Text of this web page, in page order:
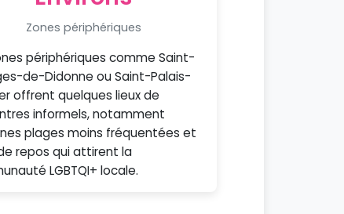
Zones périphériques
périphériques comme Saint-
de-Didonne ou Saint-Palais-
offrent quelques lieux de
informels, notamment
plages moins fréquentées et
repos qui attirent la
LGBTQI+ locale.